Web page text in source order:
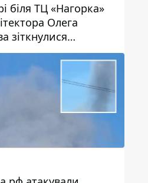
біля ТЦ «Нагорка»
Олега
зіткнулися
та Toyota: трамваї